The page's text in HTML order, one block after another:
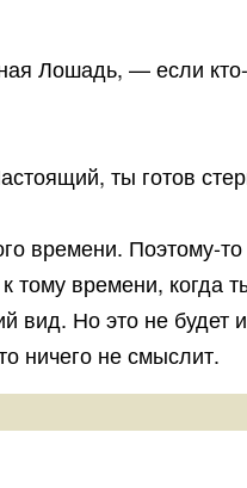
Лошадь, — если
ты готов
Поэтому-то
тому времени,
вид. Но это не будет
ничего не смыслит.